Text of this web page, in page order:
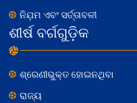
ନିଯ଼ମ ଏବଂ ସର୍ତ୍ତାବଳୀ
ଶୀର୍ଷ ବର୍ଗଗୁଡ଼ିକ
ଶ୍ରେଣୀଭୁକ୍ତ ହୋଇନଥିବା
ରାଜ୍ୟ